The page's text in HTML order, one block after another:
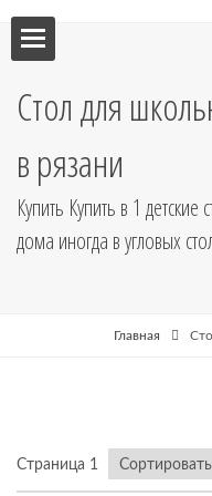
Стол для
в рязани
Купить Купить в 1
дома иногда в угловых
Главная
Страница 1